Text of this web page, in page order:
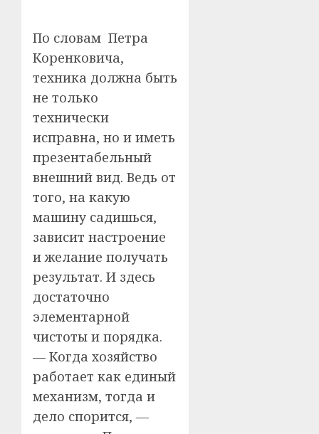
По словам Петра
Коренковича,
техника должна быть
не только
технически
исправна, но и иметь
презентабельный
внешний вид. Ведь от
того, на какую
машину садишься,
зависит настроение
и желание получать
результат. И здесь
достаточно
элементарной
чистоты и порядка.
— Когда хозяйство
работает как единый
механизм, тогда и
дело спорится, —